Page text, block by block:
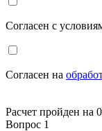
Cогласен с
Cогласен на
Расчет пройден на 0
Вопрос 1